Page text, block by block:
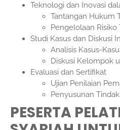
Teknologi dan Inovasi
Tantangan Hukum
Pengelolaan
Studi Kasus dan Diskusi
Analisis Kasus-
Diskusi Kelompok
Evaluasi dan Sertifikat
Ujian Penilaian
Penyusunan
PESERTA